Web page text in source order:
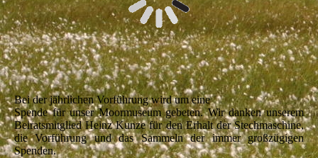
Bei der jährlichen Vorführung wird um eine
Spende für unser Moormuseum gebeten. Wir danken unserem
Beiratsmitglied Heinz Kunze für den Erhalt der Stechmaschine,
die Vorführung und das Sammeln der immer großzügigen
Spenden.